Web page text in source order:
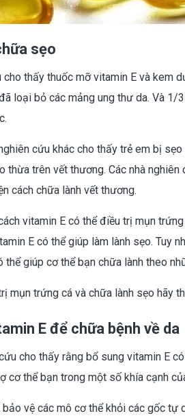
sẹo
cho thấy thuốc mỡ vitamin E và kem
loại bỏ các mảng ung thư da. Và
cứu khác cho thấy trẻ em bị
thừa trên vết thương. Các nhà
cách chữa lành vết thương.
vitamin E có thể điều trị mụn
E có thể giúp làm lành sẹo. Tuy
thể giúp cơ thể bạn chữa lành theo
mụn trứng cá và chữa lành sẹo hãy
E để chữa bệnh về da
cho thấy rằng bổ sung vitamin E
cơ thể bạn trong một số khía cạnh
vệ các mô cơ thể khỏi các gốc tự